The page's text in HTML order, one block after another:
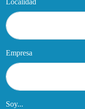
Localidad
Empresa
Soy...